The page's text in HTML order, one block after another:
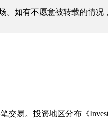
。如有不愿意被转载的情况
交易。投资地区分布《